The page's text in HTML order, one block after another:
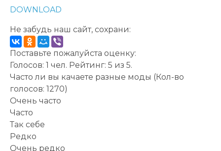
DOWNLOAD
Не забудь наш сайт, сохрани:
Поставьте пожалуйста оценку:
Голосов: 1 чел. Рейтинг: 5 из 5.
Часто ли вы качаете разные моды (Кол-во
голосов: 1270)
Очень часто
Часто
Так себе
Редко
Очень редко